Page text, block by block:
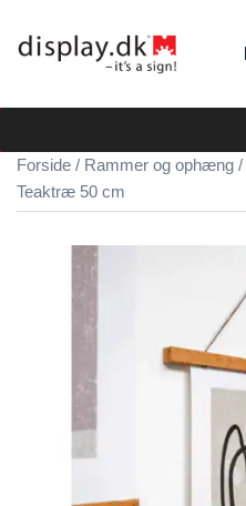
Forside / Rammer og ophæng /
Teaktræ 50 cm